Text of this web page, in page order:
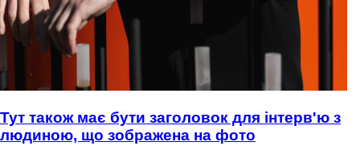
Тут також має бути заголовок для інтерв'ю з
людиною, що зображена на фото